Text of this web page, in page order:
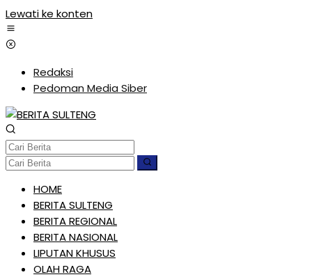
Lewati ke konten
Redaksi
Pedoman Media Siber
HOME
BERITA SULTENG
BERITA REGIONAL
BERITA NASIONAL
LIPUTAN KHUSUS
OLAH RAGA